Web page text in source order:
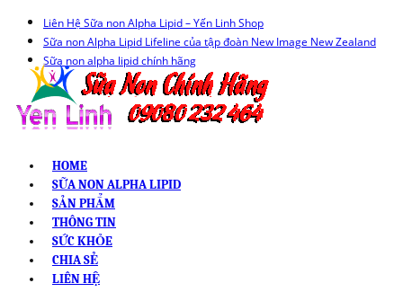
Liên Hệ Sữa non Alpha Lipid – Yến Linh Shop
Sữa non Alpha Lipid Lifeline của tập đoàn New Image New Zealand
Sữa non alpha lipid chính hãng
HOME
SỮA NON ALPHA LIPID
SẢN PHẨM
THÔNG TIN
SỨC KHỎE
CHIA SẺ
LIÊN HỆ